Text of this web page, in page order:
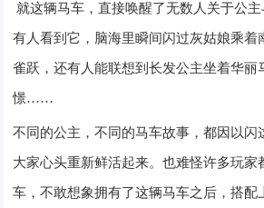
就这辆马车，直接唤醒了无数人关于公主
有人看到它，脑海里瞬间闪过灰姑娘乘着
雀跃，还有人能联想到长发公主坐着华丽
憬……
不同的公主，不同的马车故事，都因以闪
大家心头重新鲜活起来。也难怪许多玩家
车，不敢想象拥有了这辆马车之后，搭配